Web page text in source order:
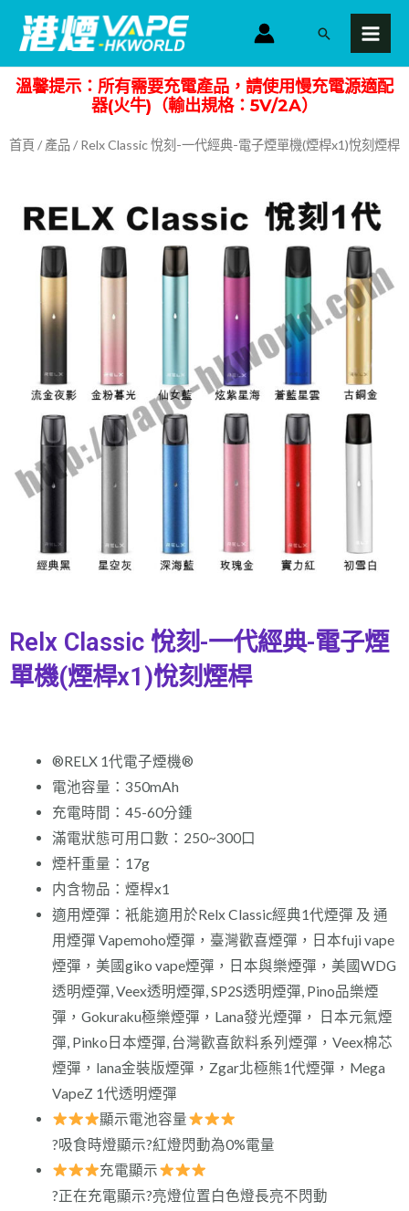
主
容
搜
溫馨提示：所有需要充電產品，請使用慢充電源適配
器(火牛)（輸出規格：5V/2A）
首頁 /產品 / Relx Classic 悅刻-一代經典-電子煙單機(煙桿x1)悅刻煙桿
Relx Classic 悅刻-一代經典-電子煙
單機(煙桿x1)悅刻煙桿
®️RELX 1代電子煙機®️
電池容量：350mAh
充電時間：45-60分鍾
滿電狀態可用口數：250~300口
煙杆重量：17g
内含物品：煙桿x1
適用煙彈：衹能適用於Relx Classic經典1代煙彈 及 通
用煙彈 Vapemoho煙彈，臺灣歡喜煙彈，日本fuji vape
煙彈，美國giko vape煙彈，日本與樂煙彈，美國WDG
透明煙彈, Veex透明煙彈, SP2S透明煙彈, Pino品樂煙
彈，Gokuraku極樂煙彈，Lana發光煙彈， 日本元氣煙
彈, Pinko日本煙彈, 台灣歡喜飲料系列煙彈，Veex棉芯
煙彈，lana金裝版煙彈，Zgar北極熊1代煙彈，Mega
VapeZ 1代透明煙彈
顯示電池容量
?️吸食時燈顯示?️紅燈閃動為0%電量
充電顯示
?正在充電顯示?亮燈位置白色燈長亮不閃動